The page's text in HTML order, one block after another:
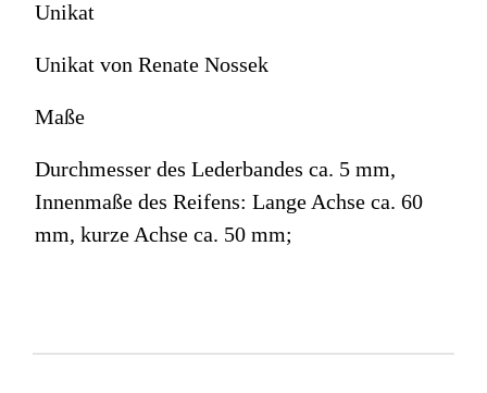
Unikat
Unikat von Renate Nossek
Maße
Durchmesser des Lederbandes ca. 5 mm,
Innenmaße des Reifens: Lange Achse ca. 60
mm, kurze Achse ca. 50 mm;